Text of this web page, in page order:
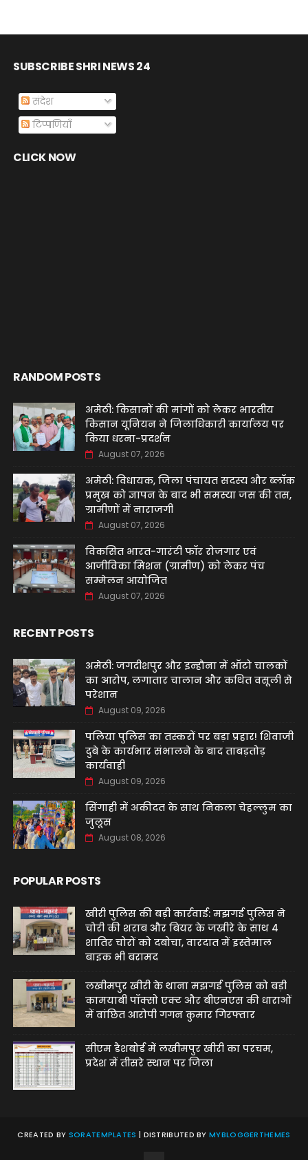
SUBSCRIBE SHRI NEWS 24
संदेश
टिप्पणियाँ
CLICK NOW
RANDOM POSTS
अमेठी: किसानों की मांगों को लेकर भारतीय
किसान यूनियन ने जिलाधिकारी कार्यालय पर
किया धरना-प्रदर्शन
August 07, 2026
अमेठी: विधायक, जिला पंचायत सदस्य और ब्लॉक
प्रमुख को ज्ञापन के बाद भी समस्या जस की तस,
ग्रामीणों में नाराजगी
August 07, 2026
विकसित भारत-गारंटी फॉर रोजगार एवं
आजीविका मिशन (ग्रामीण) को लेकर पंच
सम्मेलन आयोजित
August 07, 2026
RECENT POSTS
अमेठी: जगदीशपुर और इन्हौना में ऑटो चालकों
का आरोप, लगातार चालान और कथित वसूली से
परेशान
August 09, 2026
पलिया पुलिस का तस्करों पर बड़ा प्रहार! शिवाजी
दुबे के कार्यभार संभालने के बाद ताबड़तोड़
कार्यवाही
August 09, 2026
सिंगाही में अकीदत के साथ निकला चेहल्लुम का
जुलूस
August 08, 2026
POPULAR POSTS
खीरी पुलिस की बड़ी कार्रवाई: मझगई पुलिस ने
चोरी की शराब और बियर के जखीरे के साथ 4
शातिर चोरों को दबोचा, वारदात में इस्तेमाल
बाइक भी बरामद
लखीमपुर खीरी के थाना मझगई पुलिस को बड़ी
कामयाबी पॉक्सो एक्ट और बीएनएस की धाराओं
में वांछित आरोपी गगन कुमार गिरफ्तार
सीएम डैशबोर्ड में लखीमपुर खीरी का परचम,
प्रदेश में तीसरे स्थान पर जिला
CREATED BY SORATEMPLATES | DISTRIBUTED BYMYBLOGGERTHEMES